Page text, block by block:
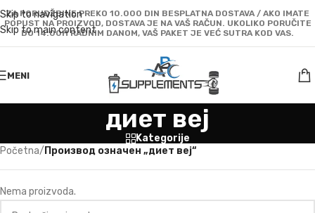
Skip to navigation
Skip to main content
ZA PORUDŽBINE PREKO 10.000 DIN BESPLATNA DOSTAVA / AKO IMATE
POPUST NA PROIZVOD, DOSTAVA JE NA VAŠ RAČUN. UKOLIKO PORUČITE
DO 14:00H RADNIM DANOM, VAŠ PAKET JE VEĆ SUTRA KOD VAS.
MENI
диет веј
Kategorije
Početna/ Производ oзначен „диет веј“
Nema proizvoda.